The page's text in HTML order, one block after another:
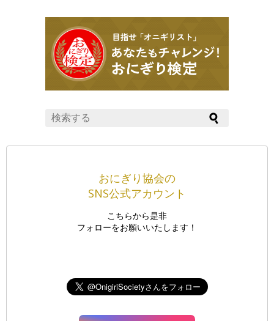
おにぎり協会の
SNS公式アカウント
こちらから是非
フォローをお願いいたします！